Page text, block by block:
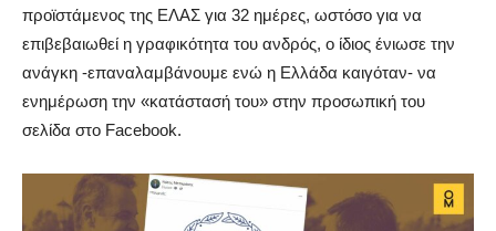
προϊστάμενος της ΕΛΑΣ για 32 ημέρες, ωστόσο για να
επιβεβαιωθεί η γραφικότητα του ανδρός, ο ίδιος ένιωσε την
ανάγκη -επαναλαμβάνουμε ενώ η Ελλάδα καιγόταν- να
ενημέρωση την «κατάστασή του» στην προσωπική του
σελίδα στο Facebook.